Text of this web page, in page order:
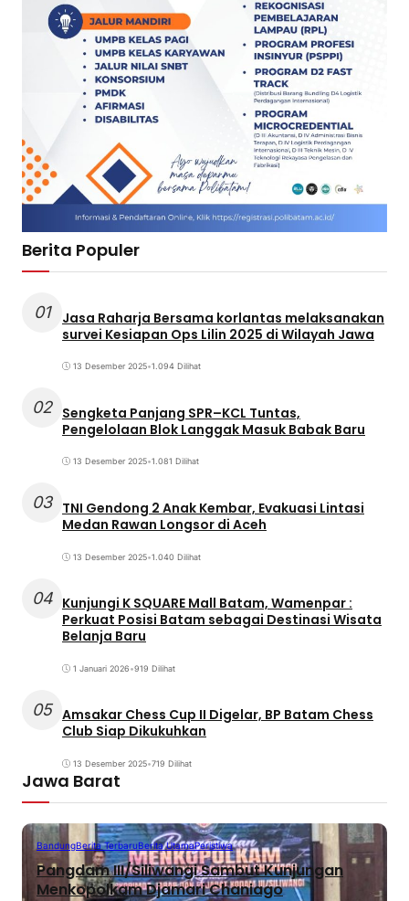
Berita Populer
01
Jasa Raharja Bersama korlantas melaksanakan
survei Kesiapan Ops Lilin 2025 di Wilayah Jawa
13 Desember 2025•1.094 Dilihat
02 Sengketa Panjang SPR–KCL Tuntas,
Pengelolaan Blok Langgak Masuk Babak Baru
13 Desember 2025•1.081 Dilihat
03 TNI Gendong 2 Anak Kembar, Evakuasi Lintasi
Medan Rawan Longsor di Aceh
13 Desember 2025•1.040 Dilihat
04 Kunjungi K SQUARE Mall Batam, Wamenpar :
Perkuat Posisi Batam sebagai Destinasi Wisata
Belanja Baru
1 Januari 2026•919 Dilihat
05 Amsakar Chess Cup II Digelar, BP Batam Chess
Club Siap Dikukuhkan
13 Desember 2025•719 Dilihat
Jawa Barat
BandungBerita TerbaruBerita UtamaPeristiwa
Pangdam III/Siliwangi Sambut Kunjungan
Menkopolkam Djamari Chaniago